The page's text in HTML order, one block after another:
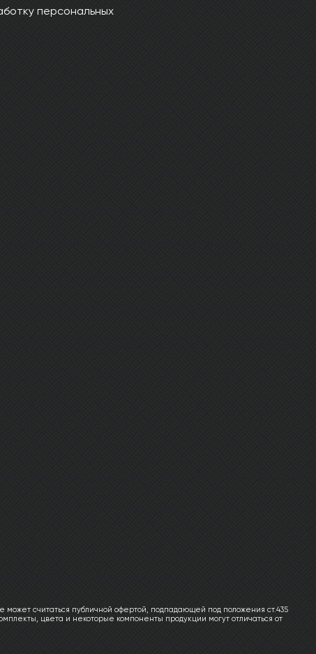
персональных
может считаться публичной офертой, подпадающей под положения ст.435
цвета и некоторые компоненты продукции могут отличаться от